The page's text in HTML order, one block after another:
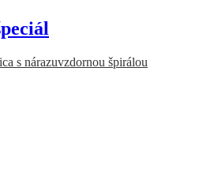
s nárazuvzdornou špirálou